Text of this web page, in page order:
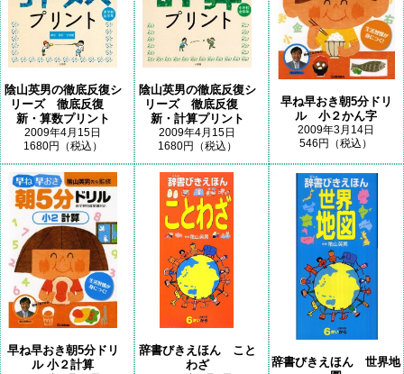
陰山英男の徹底反復シ
リーズ 徹底反復
新・算数プリント
2009年4月15日
1680円（税込）
陰山英男の徹底反復シ
リーズ 徹底反復
新・計算プリント
2009年4月15日
1680円（税込）
早ね早おき朝5分ドリ
ル 小２かん字
2009年3月14日
546円（税込）
早ね早おき朝5分ドリ
ル 小２計算
辞書びきえほん こと
わざ
辞書びきえほん 世界地